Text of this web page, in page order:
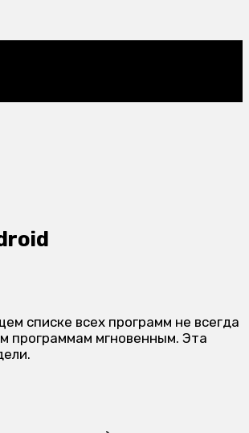
списке всех программ не всегда
программам мгновенным. Эта